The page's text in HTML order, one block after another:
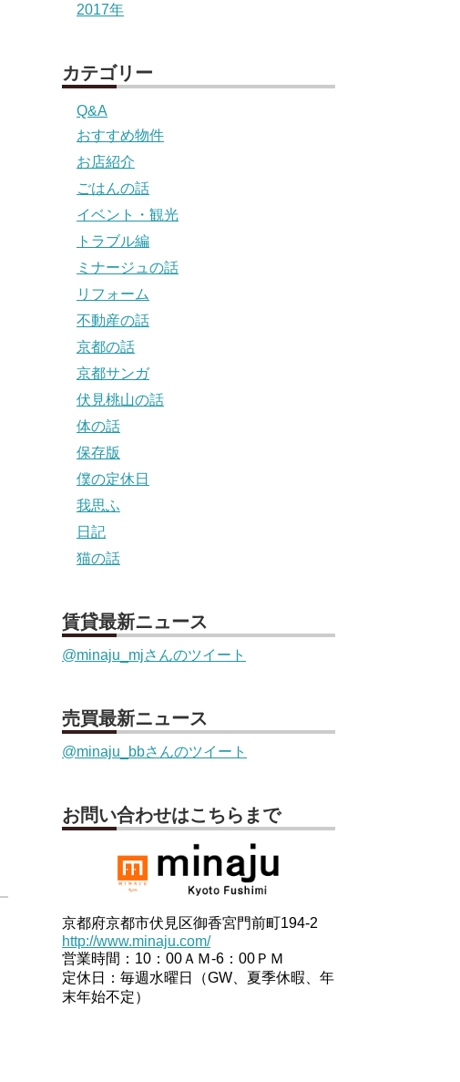
2017年
カテゴリー
Q&A
おすすめ物件
お店紹介
ごはんの話
イベント・観光
トラブル編
ミナージュの話
リフォーム
不動産の話
京都の話
京都サンガ
伏見桃山の話
体の話
保存版
僕の定休日
我思ふ
日記
猫の話
賃貸最新ニュース
@minaju_mjさんのツイート
売買最新ニュース
@minaju_bbさんのツイート
お問い合わせはこちらまで
京都府京都市伏見区御香宮門前町194-2
http://www.minaju.com/
営業時間：10：00ＡＭ-6：00ＰＭ
定休日：毎週水曜日（GW、夏季休暇、年
末年始不定）